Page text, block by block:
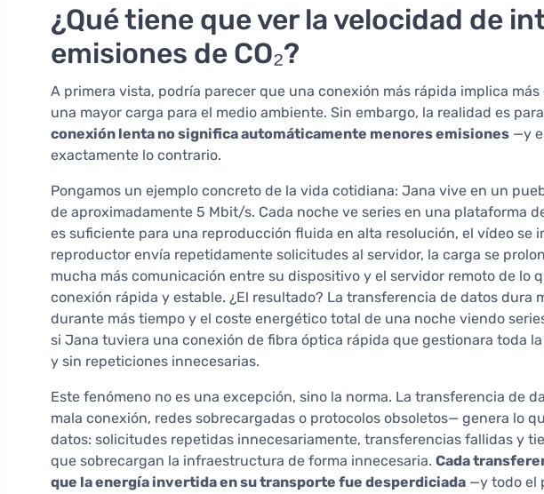
¿Qué tiene que ver la velocidad de
emisiones de CO₂?
A primera vista, podría parecer que una conexión más rápida implica
una mayor carga para el medio ambiente. Sin embargo, la realidad es
conexión lenta no significa automáticamente menores emisiones —y
exactamente lo contrario.
Pongamos un ejemplo concreto de la vida cotidiana: Jana vive en un
de aproximadamente 5 Mbit/s. Cada noche ve series en una plataforma
es suficiente para una reproducción fluida en alta resolución, el vídeo se
reproductor envía repetidamente solicitudes al servidor, la carga se
mucha más comunicación entre su dispositivo y el servidor remoto de lo
conexión rápida y estable. ¿El resultado? La transferencia de datos dura
durante más tiempo y el coste energético total de una noche viendo
si Jana tuviera una conexión de fibra óptica rápida que gestionara toda
y sin repeticiones innecesarias.
Este fenómeno no es una excepción, sino la norma. La transferencia de
mala conexión, redes sobrecargadas o protocolos obsoletos— genera lo
datos: solicitudes repetidas innecesariamente, transferencias fallidas y
que sobrecargan la infraestructura de forma innecesaria. Cada
que la energía invertida en su transporte fue desperdiciada —y todo el